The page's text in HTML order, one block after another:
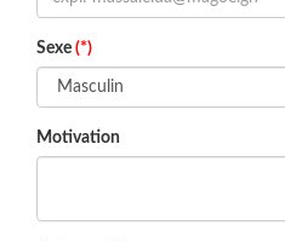
Sexe (*)
Motivation